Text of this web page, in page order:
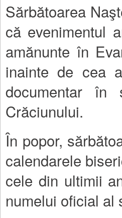
Sărbătoarea
că evenimentul
amănunte în
inainte de cea
documentar
Crăciunului.
În popor,
calendarele
cele din ultimii
numelui oficial al